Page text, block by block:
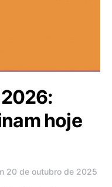
hoje
20 de outubro de 2025